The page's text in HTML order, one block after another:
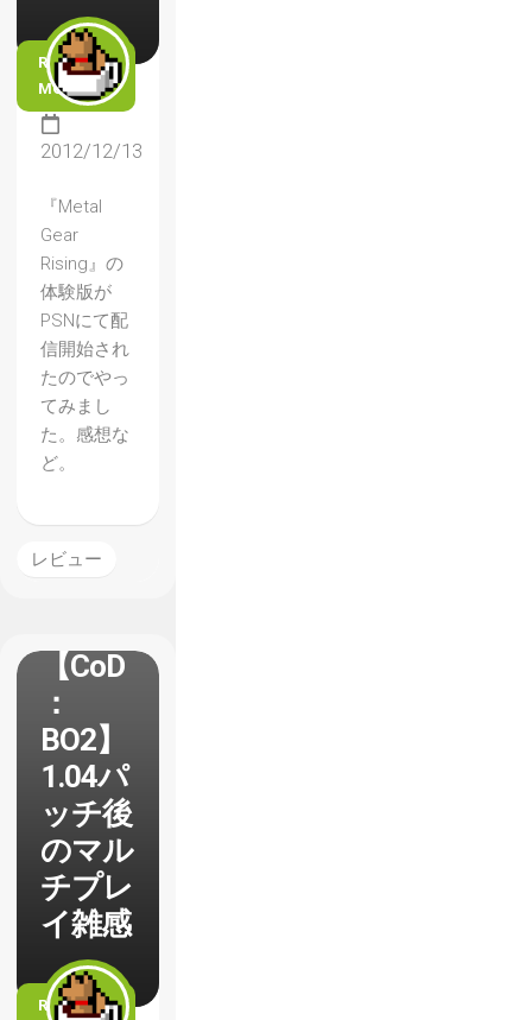
READ
MORE
2012/12/13
『Metal
Gear
Rising』の
体験版が
PSNにて配
信開始され
たのでやっ
てみまし
た。感想な
ど。
レビュー
【CoD
：
BO2】
1.04パ
ッチ後
のマル
チプレ
イ雑感
READ